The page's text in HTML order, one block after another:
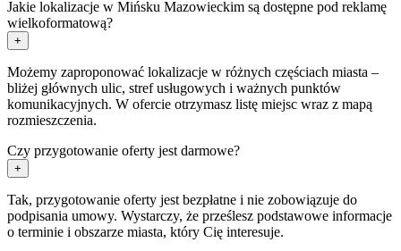
Jakie lokalizacje w Mińsku Mazowieckim są dostępne pod reklamę
wielkoformatową?
+
Możemy zaproponować lokalizacje w różnych częściach miasta –
bliżej głównych ulic, stref usługowych i ważnych punktów
komunikacyjnych. W ofercie otrzymasz listę miejsc wraz z mapą
rozmieszczenia.
Czy przygotowanie oferty jest darmowe?
+
Tak, przygotowanie oferty jest bezpłatne i nie zobowiązuje do
podpisania umowy. Wystarczy, że prześlesz podstawowe informacje
o terminie i obszarze miasta, który Cię interesuje.